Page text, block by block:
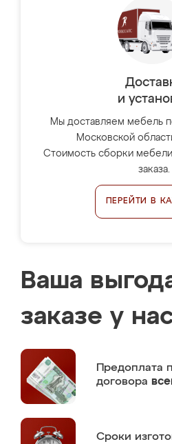
и
Мы доставляем мебель
Московской
Стоимость сборки
заказа.
ПЕРЕЙТИ В
Ваша
заказе у
Предоплата
договора
Сроки